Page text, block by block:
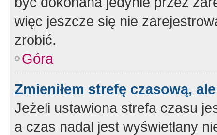
więc jeszcze się nie
zrobić.
Góra
Zmieniłem strefę czasową,
Jeżeli ustawiona strefa czasu
a czas nadal jest wyświetlany